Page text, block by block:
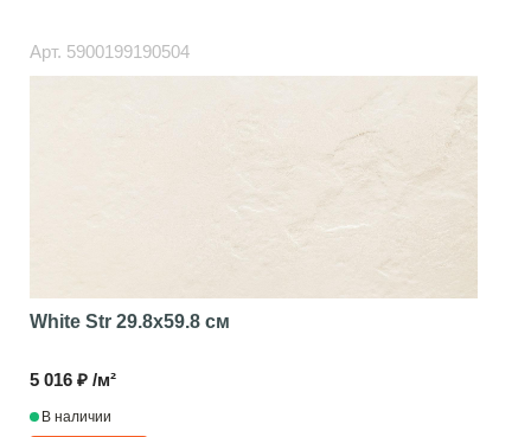
Арт. 5900199190504
White Str 29.8x59.8 см
5 016 ₽ /м²
В наличии